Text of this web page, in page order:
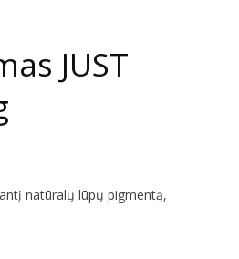
JUST
natūralų lūpų pigmentą,